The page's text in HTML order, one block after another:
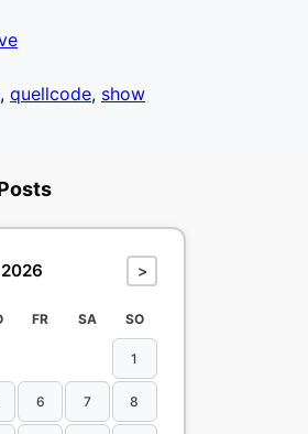
, quellcode, show
>
FR SA SO
1
6 7 8